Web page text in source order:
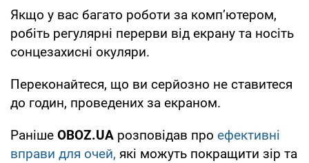
Якщо у вас багато роботи за комп’ютером,
робіть регулярні перерви від екрану та носіть
сонцезахисні окуляри.
Переконайтеся, що ви серйозно не ставитеся
до годин, проведених за екраном.
Раніше OBOZ.UA розповідав про ефективні
вправи для очей, які можуть покращити зір та